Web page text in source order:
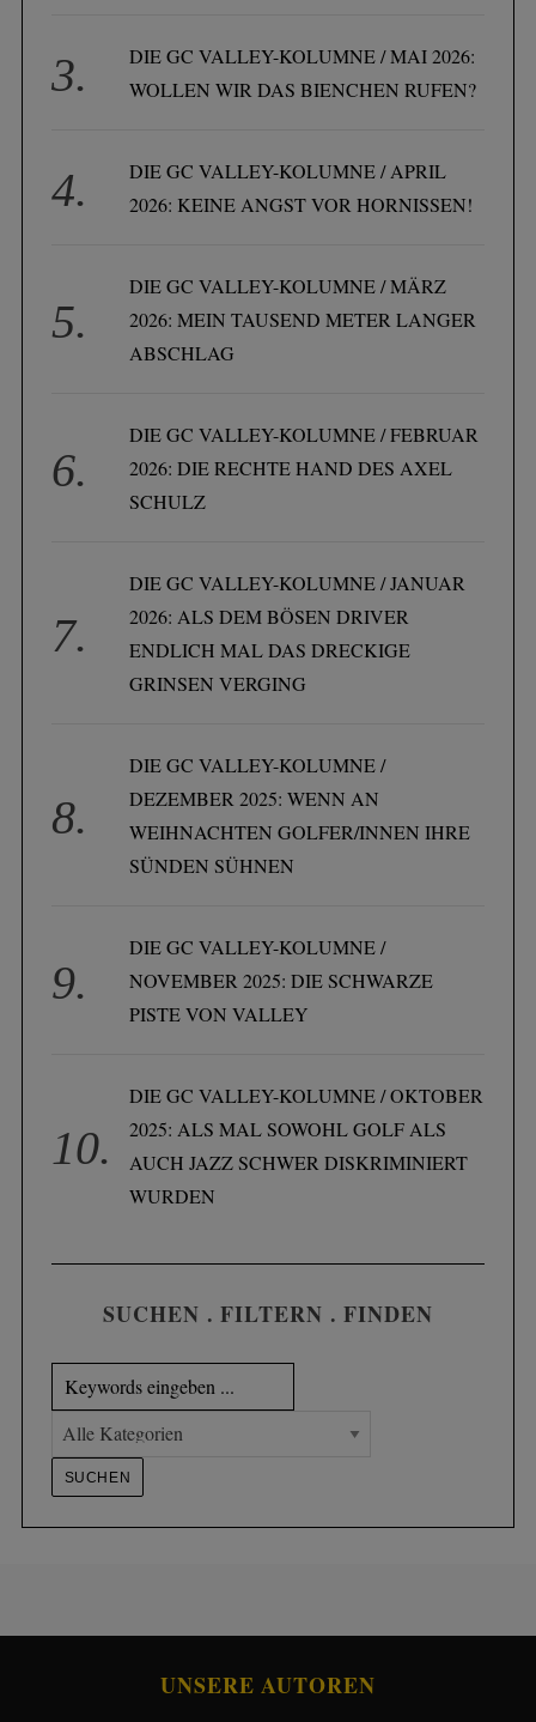
DIE GC VALLEY-KOLUMNE / MAI 2026:
WOLLEN WIR DAS BIENCHEN RUFEN?
DIE GC VALLEY-KOLUMNE / APRIL
2026: KEINE ANGST VOR HORNISSEN!
DIE GC VALLEY-KOLUMNE / MÄRZ
2026: MEIN TAUSEND METER LANGER
ABSCHLAG
DIE GC VALLEY-KOLUMNE / FEBRUAR
2026: DIE RECHTE HAND DES AXEL
SCHULZ
DIE GC VALLEY-KOLUMNE / JANUAR
2026: ALS DEM BÖSEN DRIVER
ENDLICH MAL DAS DRECKIGE
GRINSEN VERGING
DIE GC VALLEY-KOLUMNE /
DEZEMBER 2025: WENN AN
WEIHNACHTEN GOLFER/INNEN IHRE
SÜNDEN SÜHNEN
DIE GC VALLEY-KOLUMNE /
NOVEMBER 2025: DIE SCHWARZE
PISTE VON VALLEY
DIE GC VALLEY-KOLUMNE / OKTOBER
2025: ALS MAL SOWOHL GOLF ALS
AUCH JAZZ SCHWER DISKRIMINIERT
WURDEN
SUCHEN . FILTERN . FINDEN
UNSERE AUTOREN